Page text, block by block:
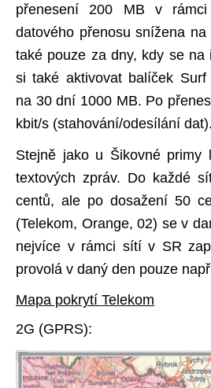
přenesení 200 MB v
datového přenosu snížena
také pouze za dny, kdy se
si také aktivovat balíček
na 30 dní 1000 MB. Po
kbit/s (stahování/odesílání dat).
Stejně jako u Šikovné
textových zpráv. Do každé
centů, ale po dosažení 50
(Telekom, Orange, 02) se v
nejvíce v rámci sítí v SR
provolá v daný den pouze
Mapa pokrytí Telekom
2G (GPRS):